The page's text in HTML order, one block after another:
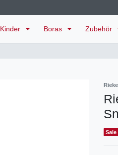
Kinder Boras Zubehör
Sale